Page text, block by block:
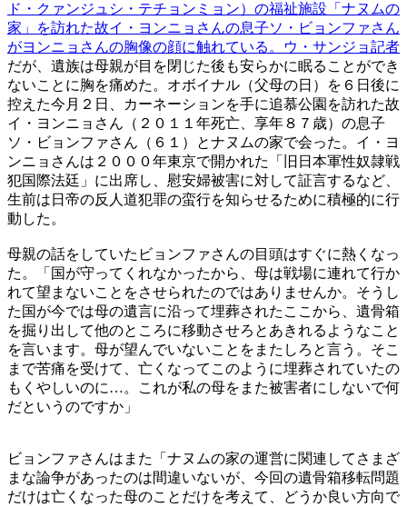
ド・クァンジュシ・テチョンミョン）の福祉施設「ナヌムの
家」を訪れた故イ・ヨンニョさんの息子ソ・ビョンファさん
がヨンニョさんの胸像の顔に触れている。ウ・サンジョ記者
だが、遺族は母親が目を閉じた後も安らかに眠ることができ
ないことに胸を痛めた。オボイナル（父母の日）を６日後に
控えた今月２日、カーネーションを手に追慕公園を訪れた故
イ・ヨンニョさん（２０１１年死亡、享年８７歳）の息子
ソ・ビョンファさん（６１）とナヌムの家で会った。イ・ヨ
ンニョさんは２０００年東京で開かれた「旧日本軍性奴隷戦
犯国際法廷」に出席し、慰安婦被害に対して証言するなど、
生前は日帝の反人道犯罪の蛮行を知らせるために積極的に行
動した。
母親の話をしていたビョンファさんの目頭はすぐに熱くなっ
た。「国が守ってくれなかったから、母は戦場に連れて行か
れて望まないことをさせられたのではありませんか。そうし
た国が今では母の遺言に沿って埋葬されたここから、遺骨箱
を掘り出して他のところに移動させろとあきれるようなこと
を言います。母が望んでいないことをまたしろと言う。そこ
まで苦痛を受けて、亡くなってこのように埋葬されていたの
もくやしいのに…。これが私の母をまた被害者にしないで何
だというのですか」
ビョンファさんはまた「ナヌムの家の運営に関連してさまざ
まな論争があったのは間違いないが、今回の遺骨箱移転問題
だけは亡くなった母のことだけを考えて、どうか良い方向で